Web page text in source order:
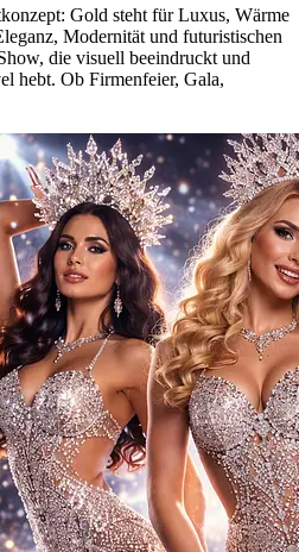
Gold steht für Luxus, Wärme
Modernität und futuristischen
die visuell beeindruckt und
hebt. Ob Firmenfeier, Gala,